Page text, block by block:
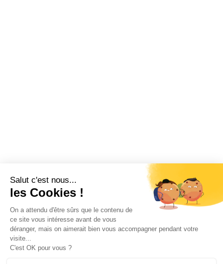
Salut c'est nous...
les Cookies !
On a attendu d'être sûrs que le contenu de
ce site vous intéresse avant de vous
déranger, mais on aimerait bien vous accompagner pendant votre
visite...
C'est OK pour vous ?